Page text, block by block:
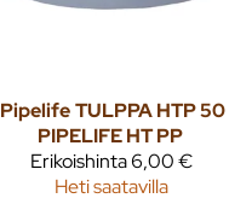
PipelifeTULPPA HTP 50
PIPELIFE HT PP
Erikoishinta6,00 €
Heti saatavilla